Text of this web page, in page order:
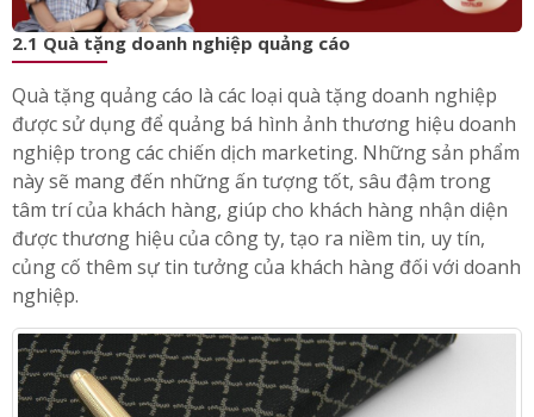
2.1 Quà tặng doanh nghiệp quảng cáo
Quà tặng quảng cáo là các loại quà tặng doanh nghiệp
được sử dụng để quảng bá hình ảnh thương hiệu doanh
nghiệp trong các chiến dịch marketing. Những sản phẩm
này sẽ mang đến những ấn tượng tốt, sâu đậm trong
tâm trí của khách hàng, giúp cho khách hàng nhận diện
được thương hiệu của công ty, tạo ra niềm tin, uy tín,
củng cố thêm sự tin tưởng của khách hàng đối với doanh
nghiệp.